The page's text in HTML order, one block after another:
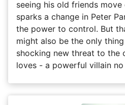
seeing his old friends
sparks a change in Peter
the power to control. But
might also be the only
shocking new threat to the
loves - a powerful villain no